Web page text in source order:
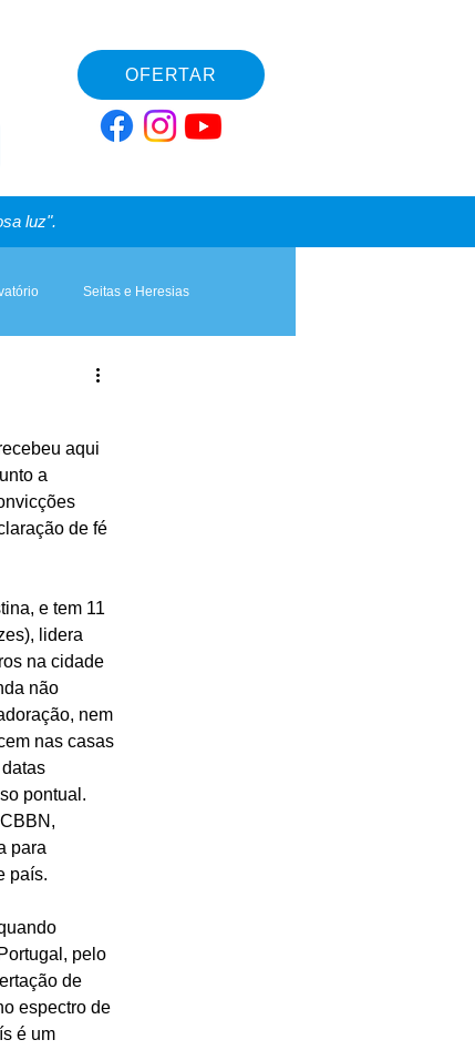
OFERTAR
luz".
Seitas e Heresias
aqui
a
de fé
e tem 11
lidera
na cidade
não
nem
nas casas
pontual.
para
país.
pelo
de
espectro de
é um